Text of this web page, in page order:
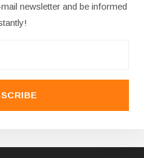
newsletter and be informed